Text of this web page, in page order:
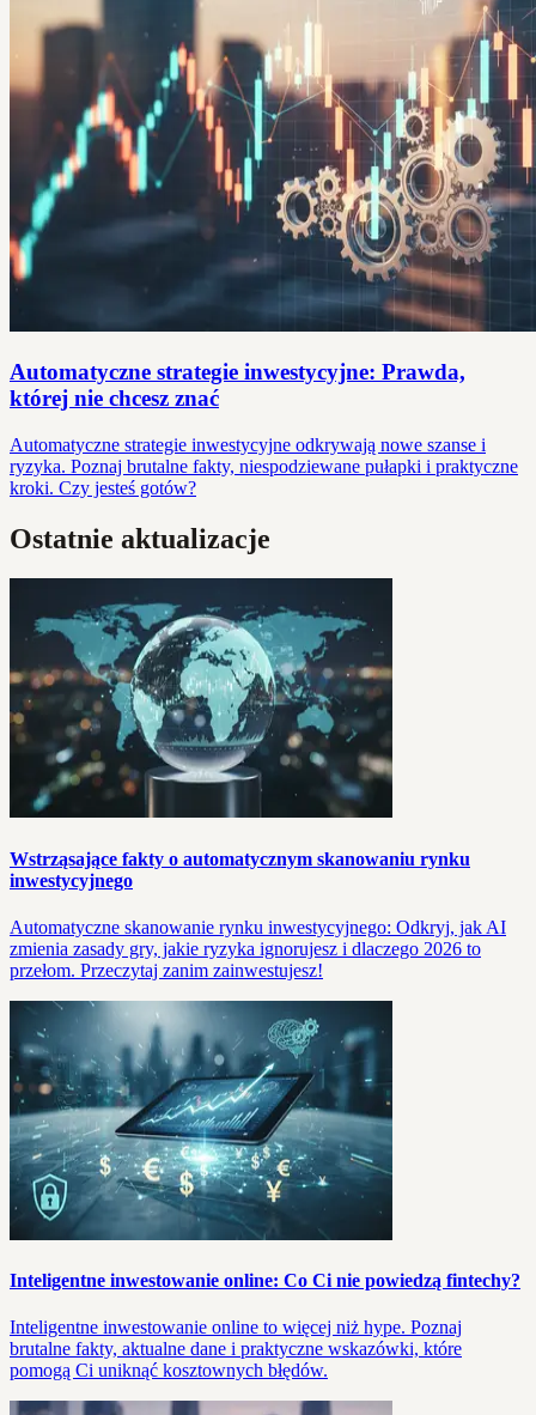
Automatyczne strategie inwestycyjne: Prawda,
której nie chcesz znać
Automatyczne strategie inwestycyjne odkrywają nowe szanse i
ryzyka. Poznaj brutalne fakty, niespodziewane pułapki i praktyczne
kroki. Czy jesteś gotów?
Ostatnie aktualizacje
Wstrząsające fakty o automatycznym skanowaniu rynku
inwestycyjnego
Automatyczne skanowanie rynku inwestycyjnego: Odkryj, jak AI
zmienia zasady gry, jakie ryzyka ignorujesz i dlaczego 2026 to
przełom. Przeczytaj zanim zainwestujesz!
Inteligentne inwestowanie online: Co Ci nie powiedzą fintechy?
Inteligentne inwestowanie online to więcej niż hype. Poznaj
brutalne fakty, aktualne dane i praktyczne wskazówki, które
pomogą Ci uniknąć kosztownych błędów.